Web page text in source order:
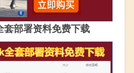
部署资料免费下载